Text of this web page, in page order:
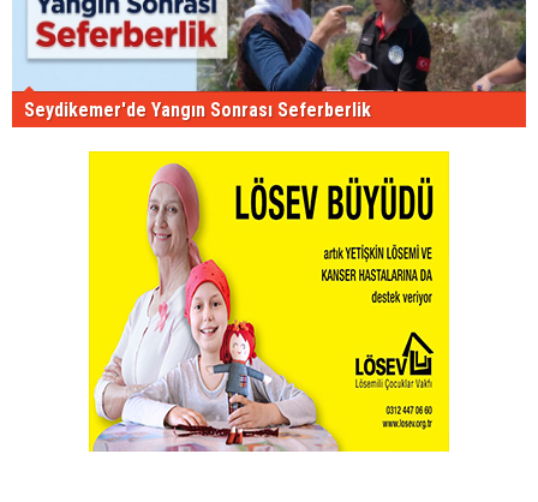
Seydikemer'de Yangın Sonrası Seferberlik